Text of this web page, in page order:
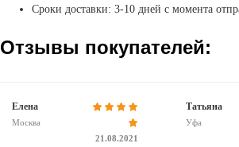
Сроки доставки: 3-10 дней с момента
Отзывы покупателей:
Елена
Москва
21.08.2021
Татьяна
Уфа